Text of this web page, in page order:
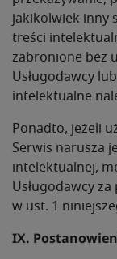
jakikolwiek inny
treści
zabronione bez
Usługodawcy
intelektualne
Ponadto, jeżeli
Serwis narusza
intelektualnej,
Usługodawcy
w ust. 1
IX.